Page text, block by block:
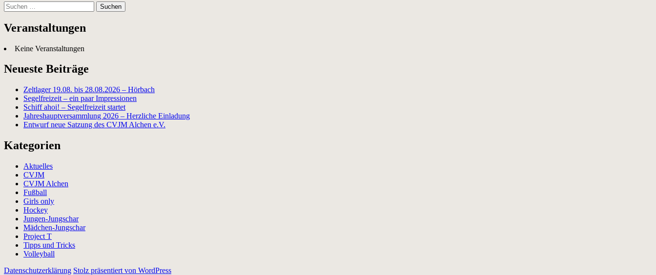
Suchen
nach:
Veranstaltungen
Keine Veranstaltungen
Neueste Beiträge
Zeltlager 19.08. bis 28.08.2026 – Hörbach
Segelfreizeit – ein paar Impressionen
Schiff ahoi! – Segelfreizeit startet
Jahreshauptversammlung 2026 – Herzliche Einladung
Entwurf neue Satzung des CVJM Alchen e.V.
Kategorien
Aktuelles
CVJM
CVJM Alchen
Fußball
Girls only
Hockey
Jungen-Jungschar
Mädchen-Jungschar
Project T
Tipps und Tricks
Volleyball
Datenschutzerklärung Stolz präsentiert von WordPress